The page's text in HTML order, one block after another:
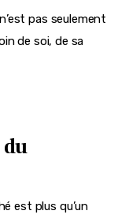
pas seulement
de soi, de sa
est plus qu’un